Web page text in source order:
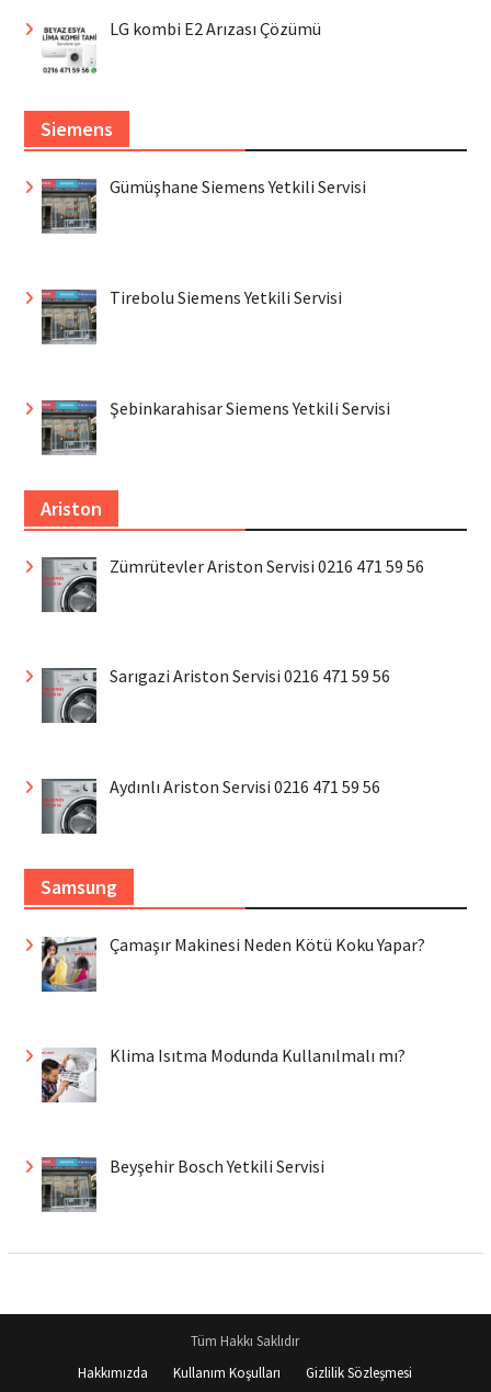
LG kombi E2 Arızası Çözümü
Siemens
Gümüşhane Siemens Yetkili Servisi
Tirebolu Siemens Yetkili Servisi
Şebinkarahisar Siemens Yetkili Servisi
Ariston
Zümrütevler Ariston Servisi 0216 471 59 56
Sarıgazi Ariston Servisi 0216 471 59 56
Aydınlı Ariston Servisi 0216 471 59 56
Samsung
Çamaşır Makinesi Neden Kötü Koku Yapar?
Klima Isıtma Modunda Kullanılmalı mı?
Beyşehir Bosch Yetkili Servisi
Tüm Hakkı Saklıdır
Hakkımızda
Kullanım Koşulları Gizlilik Sözleşmesi